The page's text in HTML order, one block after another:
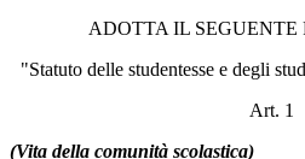
ADOTTA IL
"Statuto delle studentesse e degli
Art. 1
(Vita della comunità scolastica)